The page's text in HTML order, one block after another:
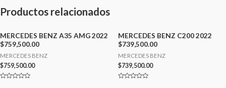
Productos relacionados
MERCEDES BENZ A35 AMG 2022
$759,500.00
MERCEDES BENZ
$759,500.00
MERCEDES BENZ C200 2022
$739,500.00
MERCEDES BENZ
$739,500.00